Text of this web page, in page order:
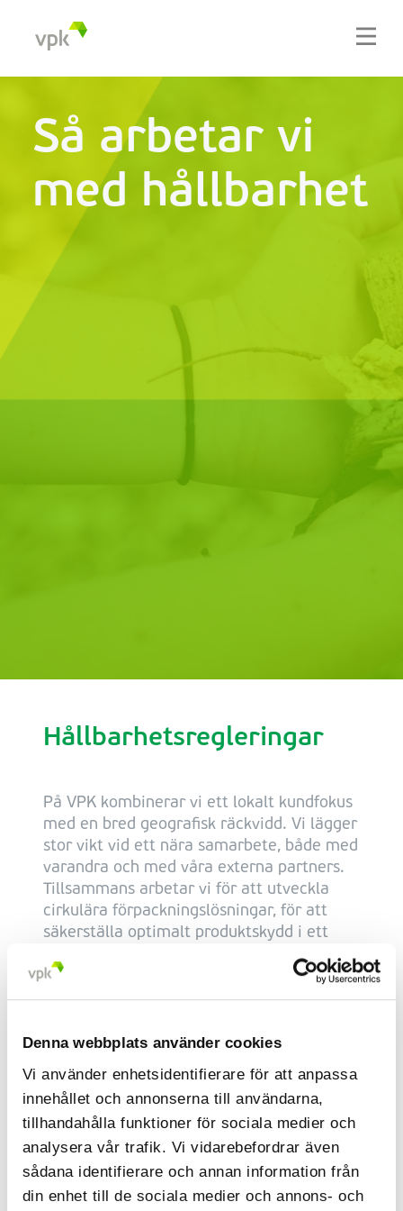
Denna webbplats använder cookies
Vi använder enhetsidentifierare för att anpassa
innehållet och annonserna till användarna,
tillhandahålla funktioner för sociala medier och
analysera vår trafik. Vi vidarebefordrar även
sådana identifierare och annan information från
din enhet till de sociala medier och annons- och
Så arbetar vi
med hållbarhet
Hållbarhetsregleringar
På VPK kombinerar vi ett lokalt kundfokus
med en bred geografisk räckvidd. Vi lägger
stor vikt vid ett nära samarbete, både med
varandra och med våra externa partners.
Tillsammans arbetar vi för att utveckla
cirkulära förpackningslösningar, för att
säkerställa optimalt produktskydd i ett
Trots att VPK Group inte är börsnoterat
säkerställer vi full transparens genom att
konsekvent kommunicera alla åtgärder
hållbarhetsrapporter. Dessa publiceras
varje år under sen vår. För att mäta
framsteg avseende regulatoriska initiativ